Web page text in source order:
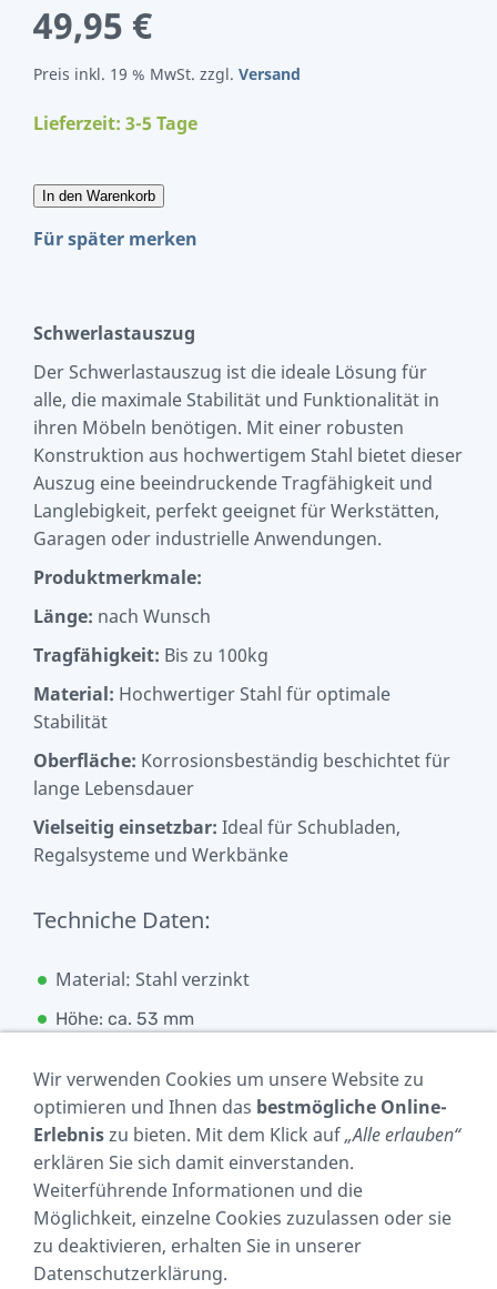
49,95 €
Preis inkl. 19 % MwSt. zzgl. Versand
Lieferzeit: 3-5 Tage
In den Warenkorb
Für später merken
Schwerlastauszug
Der Schwerlastauszug ist die ideale Lösung für
alle, die maximale Stabilität und Funktionalität in
ihren Möbeln benötigen. Mit einer robusten
Konstruktion aus hochwertigem Stahl bietet dieser
Auszug eine beeindruckende Tragfähigkeit und
Langlebigkeit, perfekt geeignet für Werkstätten,
Garagen oder industrielle Anwendungen.
Produktmerkmale:
Länge: nach Wunsch
Tragfähigkeit: Bis zu 100kg
Material: Hochwertiger Stahl für optimale
Stabilität
Oberfläche: Korrosionsbeständig beschichtet für
lange Lebensdauer
Vielseitig einsetzbar: Ideal für Schubladen,
Regalsysteme und Werkbänke
Techniche Daten:
Material: Stahl verzinkt
Höhe: ca. 53 mm
Breite: ca : 19 mm
Lieferumfang:
* 1 Paar, 2 Stück - Schwerlastauszüge
Wir verwenden Cookies um unsere Website zu
optimieren und Ihnen das bestmögliche Online-
Erlebniszu bieten. Mit dem Klick auf„Alle erlauben“
erklären Sie sich damit einverstanden.
Weiterführende Informationen und die
Möglichkeit, einzelne Cookies zuzulassen oder sie
zu deaktivieren, erhalten Sie in unserer
Datenschutzerklärung.